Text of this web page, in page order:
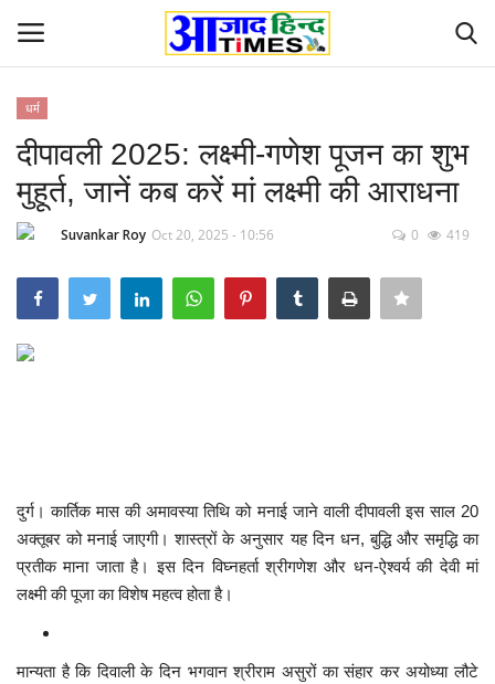
Home
Contact
देश-विदेश
मनोरंजन
सेहत
धर्म
दीपावली 2025: लक्ष्मी-गणेश पूजन का शुभ
मुहूर्त, जानें कब करें मां लक्ष्मी की आराधना
Suvankar Roy Oct 20, 2025 - 10:56 0 419
दुर्ग। कार्तिक मास की अमावस्या तिथि को मनाई जाने वाली दीपावली इस साल 20
अक्तूबर को मनाई जाएगी। शास्त्रों के अनुसार यह दिन धन, बुद्धि और समृद्धि का
प्रतीक माना जाता है। इस दिन विघ्नहर्ता श्रीगणेश और धन-ऐश्वर्य की देवी मां
लक्ष्मी की पूजा का विशेष महत्व होता है।
मान्यता है कि दिवाली के दिन भगवान श्रीराम असुरों का संहार कर अयोध्या लौटे